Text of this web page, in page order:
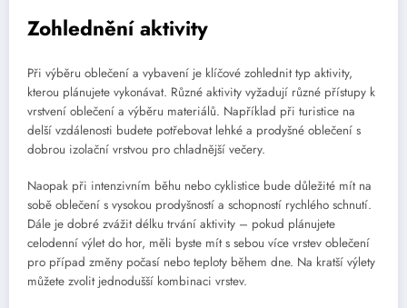
Zohlednění aktivity
Při výběru oblečení a vybavení je klíčové zohlednit typ aktivity,
kterou plánujete vykonávat. Různé aktivity vyžadují různé přístupy k
vrstvení oblečení a výběru materiálů. Například při turistice na
delší vzdálenosti budete potřebovat lehké a prodyšné oblečení s
dobrou izolační vrstvou pro chladnější večery.
Naopak při intenzivním běhu nebo cyklistice bude důležité mít na
sobě oblečení s vysokou prodyšností a schopností rychlého schnutí.
Dále je dobré zvážit délku trvání aktivity – pokud plánujete
celodenní výlet do hor, měli byste mít s sebou více vrstev oblečení
pro případ změny počasí nebo teploty během dne. Na kratší výlety
můžete zvolit jednodušší kombinaci vrstev.